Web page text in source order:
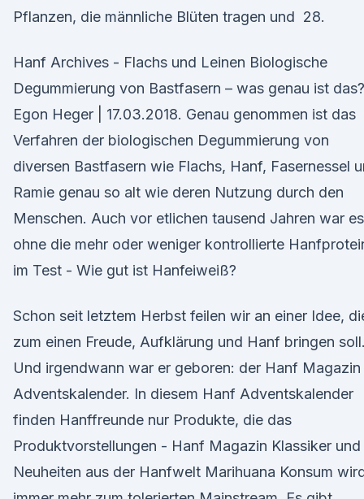
Pflanzen, die männliche Blüten tragen und 28.
Hanf Archives - Flachs und Leinen Biologische
Degummierung von Bastfasern – was genau ist das?
Egon Heger | 17.03.2018. Genau genommen ist das
Verfahren der biologischen Degummierung von
diversen Bastfasern wie Flachs, Hanf, Fasernessel
Ramie genau so alt wie deren Nutzung durch den
Menschen. Auch vor etlichen tausend Jahren war es
ohne die mehr oder weniger kontrollierte
im Test - Wie gut ist Hanfeiweiß?
Schon seit letztem Herbst feilen wir an einer Idee,
zum einen Freude, Aufklärung und Hanf bringen soll.
Und irgendwann war er geboren: der Hanf Magazin
Adventskalender. In diesem Hanf Adventskalender
finden Hanffreunde nur Produkte, die das
Produktvorstellungen - Hanf Magazin Klassiker und
Neuheiten aus der Hanfwelt Marihuana Konsum